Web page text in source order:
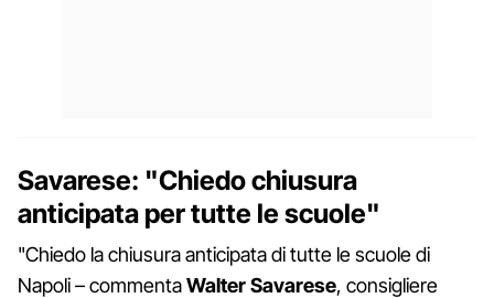
Savarese: "Chiedo chiusura
anticipata per tutte le scuole"
"Chiedo la chiusura anticipata di tutte le scuole di
Napoli – commentaWalter Savarese, consigliere